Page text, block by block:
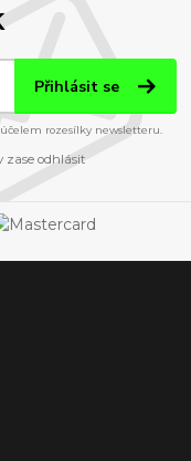
Přihlásit se
rozesílky newsletteru.
zase odhlásit